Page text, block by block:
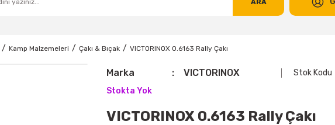
ARA
Kamp Malzemeleri Çakı & Bıçak VICTORINOX 0.6163 Rally Çakı
Marka VICTORINOX Stok Kodu
Stokta Yok
VICTORINOX 0.6163 Rally Çakı